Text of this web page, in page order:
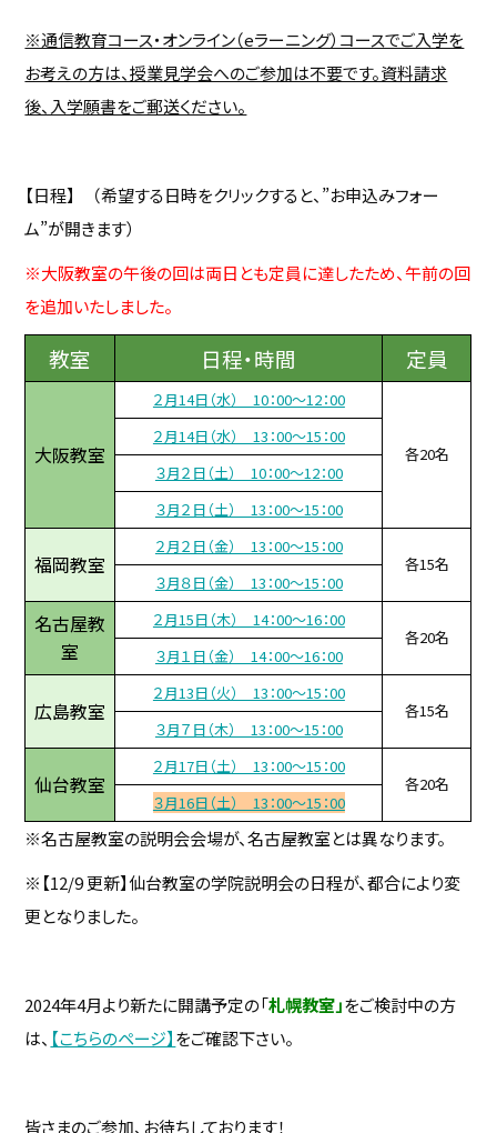
※通信教育コース・オンライン（eラーニング）コースでご入学を
お考えの方は、授業見学会へのご参加は不要です。資料請求
後、入学願書をご郵送ください。
【日程】 （希望する日時をクリックすると、”お申込みフォー
ム”が開きます）
※大阪教室の午後の回は両日とも定員に達したため、午前の回
を追加いたしました。
教室 日程・時間 定員
大阪教室
２月14日（水） 10：00～12：00
各20名
２月14日（水） 13：00～15：00
３月２日（土） 10：00～12：00
３月２日（土） 13：00～15：00
福岡教室
２月２日（金） 13：00～15：00
各15名
３月８日（金） 13：00～15：00
名古屋教
室
２月15日（木） 14：00～16：00
各20名
３月１日（金） 14：00～16：00
広島教室
２月13日（火） 13：00～15：00
各15名
３月７日（木） 13：00～15：00
仙台教室
２月17日（土） 13：00～15：00
各20名
３月16日（土） 13：00～15：00
※名古屋教室の説明会会場が、名古屋教室とは異なります。
※【12/9 更新】仙台教室の学院説明会の日程が、都合により変
更となりました。
2024年4月より新たに開講予定の「札幌教室」をご検討中の方
は、 【こちらのページ】をご確認下さい。
皆さまのご参加、お待ちしております！